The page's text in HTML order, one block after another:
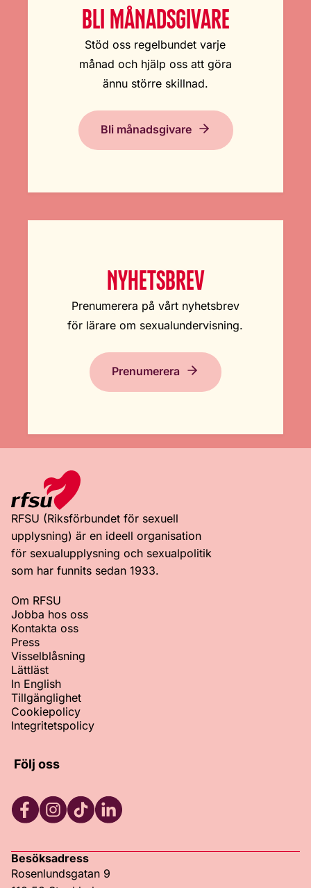
BLI MÅNADSGIVARE
Stöd oss regelbundet varje
månad och hjälp oss att göra
ännu större skillnad.
Bli månadsgivare
NYHETSBREV
Prenumerera på vårt nyhetsbrev
för lärare om sexualundervisning.
Prenumerera
RFSU (Riksförbundet för sexuell
upplysning) är en ideell organisation
för sexualupplysning och sexualpolitik
som har funnits sedan 1933.
Om RFSU
Jobba hos oss
Kontakta oss
Press
Visselblåsning
Lättläst
In English
Tillgänglighet
Cookiepolicy
Integritetspolicy
Följ oss
Besöksadress
Rosenlundsgatan 9